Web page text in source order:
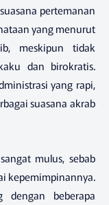
pertemanan
yang menurut
meskipun tidak
dan birokratis.
yang rapi,
suasana akrab
mulus, sebab
kepemimpinannya.
dengan beberapa